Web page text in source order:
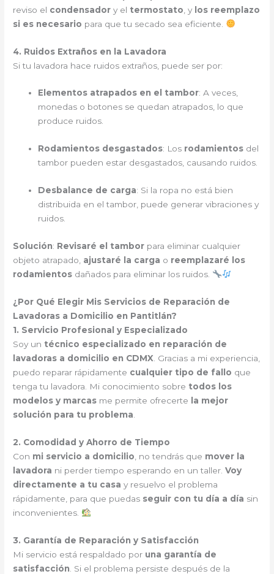
reviso el condensador y el termostato , y los reemplazo
si es necesario para que tu secado sea eficiente.
4. Ruidos Extraños en la Lavadora
Si tu lavadora hace ruidos extraños, puede ser por:
Elementos atrapados en el tambor: A veces,
monedas o botones se quedan atrapados, lo que
produce ruidos.
Rodamientos desgastados: Los rodamientos del
tambor pueden estar desgastados, causando ruidos.
Desbalance de carga: Si la ropa no está bien
distribuida en el tambor, puede generar vibraciones y
ruidos.
Solución: Revisaré el tambor para eliminar cualquier
objeto atrapado, ajustaré la carga o reemplazaré los
rodamientos dañados para eliminar los ruidos.
¿Por Qué Elegir Mis Servicios de Reparación de
Lavadoras a Domicilio en Pantitlán?
1. Servicio Profesional y Especializado
Soy un técnico especializado en reparación de
lavadoras a domicilio en CDMX . Gracias a mi experiencia,
puedo reparar rápidamente cualquier tipo de fallo que
tenga tu lavadora. Mi conocimiento sobre todos los
modelos y marcas me permite ofrecerte
la mejor
solución para tu problema
2. Comodidad y Ahorro de Tiempo
Con mi servicio a domicilio , no tendrás que mover la
lavadora ni perder tiempo esperando en un taller.Voy
directamente a tu casa y resuelvo el problema
rápidamente, para que puedas seguir con tu día a día sin
inconvenientes.
3. Garantía de Reparación y Satisfacción
Mi servicio está respaldado por una garantía de
satisfacción . Si el problema persiste después de la